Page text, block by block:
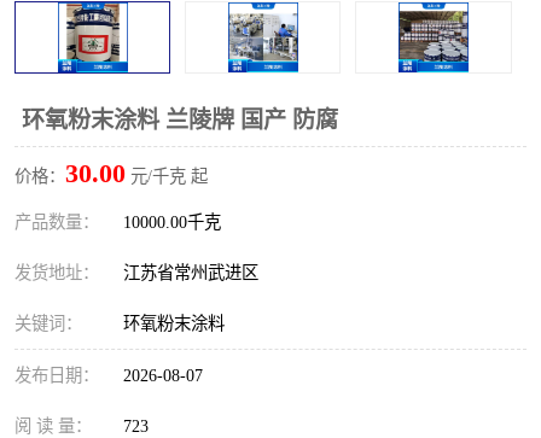
环氧粉末涂料 兰陵牌 国产 防腐
价格： 30.00 元/千克 起
产品数量： 10000.00千克
发货地址： 江苏省常州武进区
关键词： 环氧粉末涂料
发布日期： 2026-08-07
阅 读 量： 723